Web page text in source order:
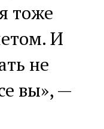
тоже
И
не
вы», —